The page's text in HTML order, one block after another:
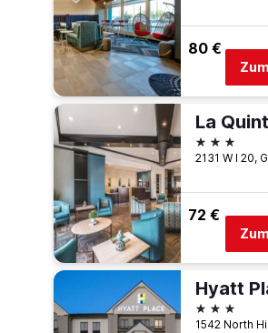
80 €
3 Sterne
72 €
3 Sterne